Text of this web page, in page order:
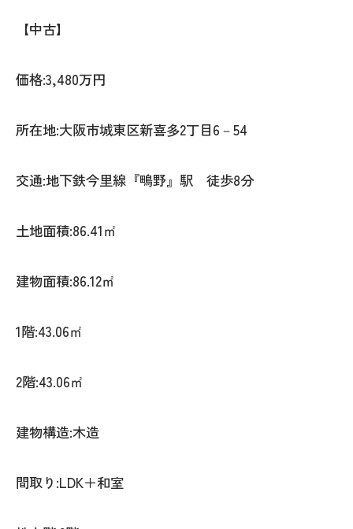
【中古】
価格:3,480万円
所在地:大阪市城東区新喜多2丁目6－54
交通:地下鉄今里線『鴫野』駅 徒歩8分
土地面積:86.41㎡
建物面積:86.12㎡
1階:43.06㎡
2階:43.06㎡
建物構造:木造
間取り:LDK＋和室